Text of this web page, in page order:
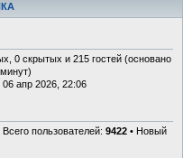
0 скрытых и 215 гостей (основано
апр 2026, 22:06
Всего пользователей: 9422 • Новый